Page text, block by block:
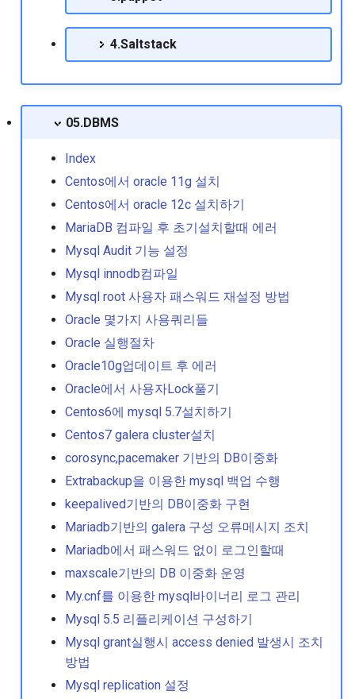
치하는 방법
Gzip으로 압축된 파일 내
기
Lvm 볼륨 확장 및 파일시
용량 확장 작업
Nmcli기반의 네트워크 설
Oraclelinux8에서
설치하기
Samba messages read
failure
Sar와 ksar를 이용한 서버
확인
Ssh 패스워드 없이 로그인
기
Valgrind를 이용한 메모리
크
Xenserver gpt disallow
postgresSQL 9.2.4 설치
postgresSQL 9.4.26 설치
리
4.Saltstack
05.DBMS
Index
Centos에서 oracle 11g 설치
Centos에서 oracle 12c 설치하기
MariaDB 컴파일 후 초기설치할때 에러
Mysql Audit 기능 설정
Mysql innodb컴파일
Mysql root 사용자 패스워드 재설정 방법
Oracle 몇가지 사용쿼리들
Oracle 실행절차
Oracle10g업데이트 후 에러
Oracle에서 사용자Lock풀기
Centos6에 mysql 5.7설치하기
Centos7 galera cluster설치
corosync,pacemaker 기반의 DB이중화
Extrabackup을 이용한 mysql 백업 수행
keepalived기반의 DB이중화 구현
Mariadb기반의 galera 구성 오류메시지 조치
Mariadb에서 패스워드 없이 로그인할때
maxscale기반의 DB 이중화 운영
My.cnf를 이용한 mysql바이너리 로그 관리
Mysql 5.5 리플리케이션 구성하기
Mysql grant실행시 access denied 발생시 조치
방법
Mysql replication 설정